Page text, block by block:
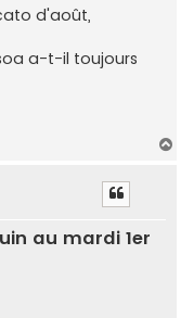
d'août,
a-t-il toujours
au mardi 1er